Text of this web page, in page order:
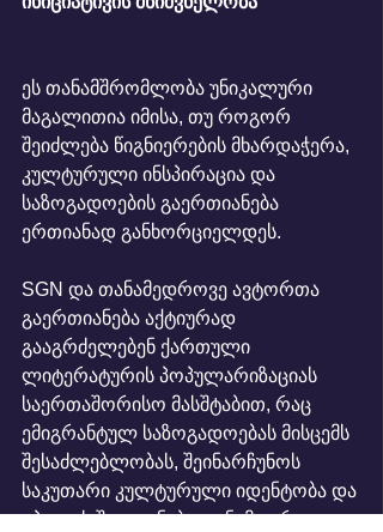
ეს თანამშრომლობა უნიკალური
მაგალითია იმისა, თუ როგორ
შეიძლება წიგნიერების მხარდაჭერა,
კულტურული ინსპირაცია და
საზოგადოების გაერთიანება
ერთიანად განხორციელდეს.
SGN და თანამედროვე ავტორთა
გაერთიანება აქტიურად
გააგრძელებენ ქართული
ლიტერატურის პოპულარიზაციას
საერთაშორისო მასშტაბით, რაც
ემიგრანტულ საზოგადოებას მისცემს
შესაძლებლობას, შეინარჩუნოს
საკუთარი კულტურული იდენტობა და
იპოვოს შთაგონება თანამედროვე